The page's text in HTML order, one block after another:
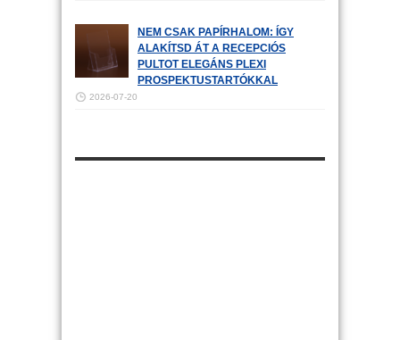
NEM CSAK PAPÍRHALOM: ÍGY
ALAKÍTSD ÁT A RECEPCIÓS
PULTOT ELEGÁNS PLEXI
PROSPEKTUSTARTÓKKAL
2026-07-20